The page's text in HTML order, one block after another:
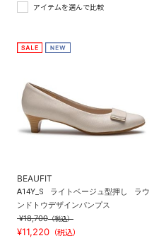
アイテムを選んで比較
BEAUFIT
A14Y_S ライトベージュ型押し
ラウ
ンドトウデザインパンプス
¥18,700（税込）
¥11,220 （税込）